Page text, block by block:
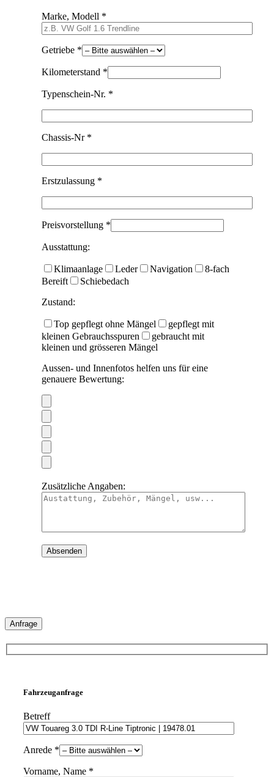
Marke, Modell *
Getriebe *
Kilometerstand *
Typenschein-Nr. *
Chassis-Nr *
Erstzulassung *
Preisvorstellung *
Ausstattung:
Klimaanlage Leder Navigation
8-fach
Bereift
Schiebedach
Zustand:
Top gepflegt ohne Mängel
gepflegt mit
kleinen Gebrauchsspuren
gebraucht mit
kleinen und grösseren Mängel
Aussen- und Innenfotos helfen uns für eine
genauere Bewertung:
Zusätzliche Angaben:
Anfrage
Fahrzeuganfrage
Betreff
Anrede *
Vorname, Name *